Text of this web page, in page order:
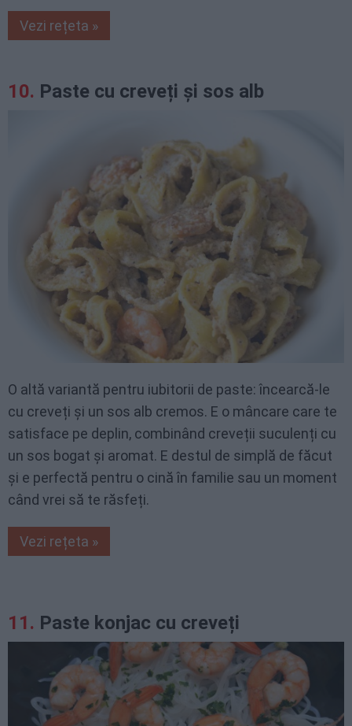
Vezi rețeta »
Paste cu creveți și sos alb
O altă variantă pentru iubitorii de paste: încearcă-le
cu creveți și un sos alb cremos. E o mâncare care te
satisface pe deplin, combinând creveții suculenți cu
un sos bogat și aromat. E destul de simplă de făcut
și e perfectă pentru o cină în familie sau un moment
când vrei să te răsfeți.
Vezi rețeta »
Paste konjac cu creveți